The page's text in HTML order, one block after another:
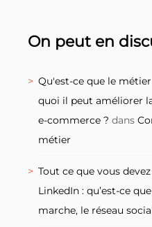
On peut en
Qu'est-ce que le
quoi il peut améliorer
e-commerce ? dans
métier
Tout ce que vous
LinkedIn : qu’est-ce
marche, le réseau